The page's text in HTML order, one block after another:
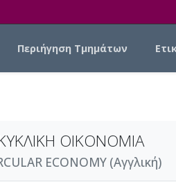
Περιήγηση Τμημάτων
ΟΙΚΟΝΟΜΙΑ
ECONOMY (Αγγλική)